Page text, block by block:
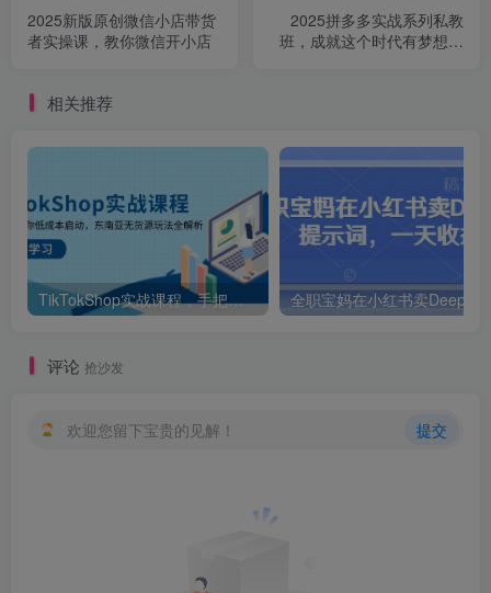
2025新版原创微信小店带货
者实操课，教你微信开小店
2025拼多多实战系列私教
班，成就这个时代有梦想的
相关推荐
TikTokShop实战课程，手把手教你低成本启动，东南亚无货源玩法全解析
评论 抢沙发
欢迎您留下宝贵的见解！ 提交